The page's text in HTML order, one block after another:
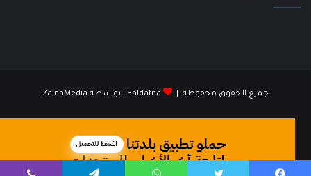
جميع الحقوق محفوظة | Baldatna | بواسطة ZainaMedia